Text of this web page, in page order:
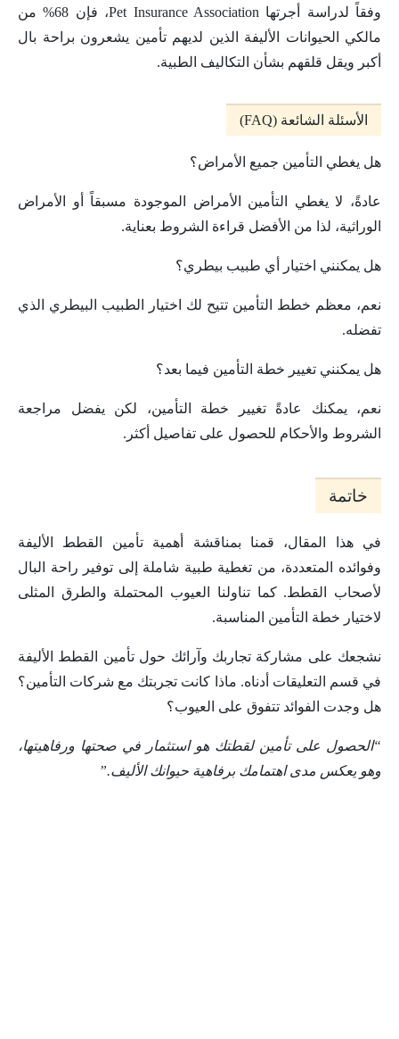
وفقاً لدراسة أجرتها Pet Insurance Association، فإن 68% من
مالكي الحيوانات الأليفة الذين لديهم تأمين يشعرون براحة بال
أكبر ويقل قلقهم بشأن التكاليف الطبية.
الأسئلة الشائعة (FAQ)
هل يغطي التأمين جميع الأمراض؟
عادةً، لا يغطي التأمين الأمراض الموجودة مسبقاً أو الأمراض
الوراثية، لذا من الأفضل قراءة الشروط بعناية.
هل يمكنني اختيار أي طبيب بيطري؟
نعم، معظم خطط التأمين تتيح لك اختيار الطبيب البيطري الذي
تفضله.
هل يمكنني تغيير خطة التأمين فيما بعد؟
نعم، يمكنك عادةً تغيير خطة التأمين، لكن يفضل مراجعة
الشروط والأحكام للحصول على تفاصيل أكثر.
خاتمة
في هذا المقال، قمنا بمناقشة أهمية تأمين القطط الأليفة
وفوائده المتعددة، من تغطية طبية شاملة إلى توفير راحة البال
لأصحاب القطط. كما تناولنا العيوب المحتملة والطرق المثلى
لاختيار خطة التأمين المناسبة.
نشجعك على مشاركة تجاربك وآرائك حول تأمين القطط الأليفة
في قسم التعليقات أدناه. ماذا كانت تجربتك مع شركات التأمين؟
هل وجدت الفوائد تتفوق على العيوب؟
“الحصول على تأمين لقطتك هو استثمار في صحتها ورفاهيتها،
وهو يعكس مدى اهتمامك برفاهية حيوانك الأليف.”